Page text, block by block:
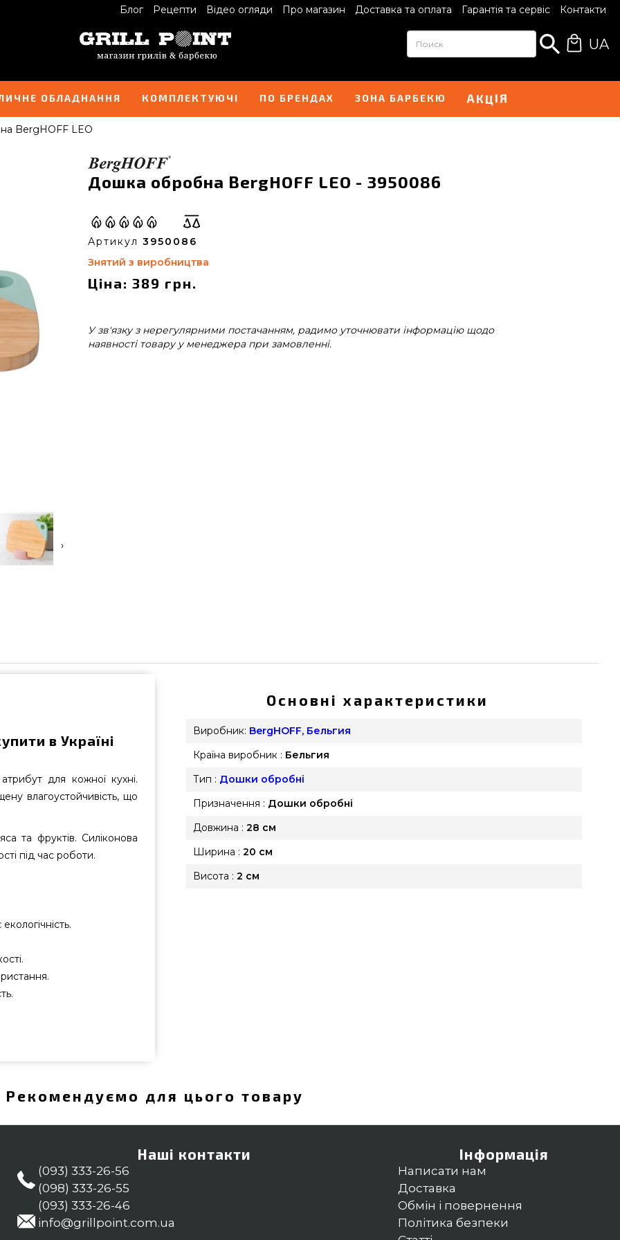
Блог Рецепти Відео огляди Про магазин Доставка та оплата Гарантія та сервіс Контакти
UA
ОБЛАДНАННЯ КОМПЛЕКТУЮЧІ ПО БРЕНДАХ ЗОНА БАРБЕКЮ АКЦІЯ
BergHOFF LEO
›
Дошка обробна BergHOFF LEO - 3950086
Артикул 3950086
Знятий з виробництва
Ціна: 389 грн.
У зв'язку з нерегулярними постачанням, радимо уточнювати інформацію щодо
наявності товару у менеджера при замовленні.
в Україні
для кожної кухні.
влагоустойчивість, що
та фруктів. Силіконова
під час роботи.
grillpoint.com.ua
Запоріжжя
Основні характеристики
Виробник: BergHOFF, Бельгия
Країна виробник : Бельгия
Тип : Дошки обробні
Призначення : Дошки обробні
Довжина : 28 см
Ширина : 20 см
Висота : 2 см
Рекомендуємо для цього товару
Наші контакти
(093) 333-26-56
(098) 333-26-55
(093) 333-26-46
info@grillpoint.com.ua
Інформація
Написати нам
Доставка
Обмін і повернення
Політика безпеки